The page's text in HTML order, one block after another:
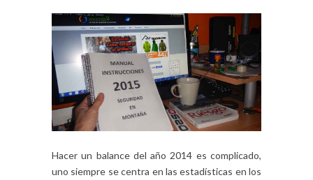
Hacer un balance del año 2014 es complicado,
uno siempre se centra en las estadísticas en los